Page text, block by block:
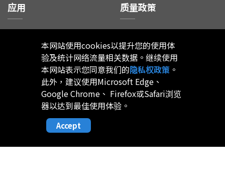
应用 质量政策
产品管制计划
客诉处理流程
产品失效分析流程
本网站使用cookies以提升您的使用体
验及统计网络流量相关数据。继续使用
本网站表示您同意我们的隐私权政策 。
此外，建议使用Microsoft Edge、
Google Chrome、 Firefox或Safari浏览
器以达到最佳使用体验。
Accept